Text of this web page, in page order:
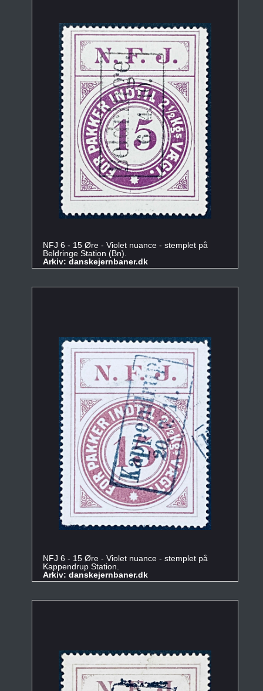
NFJ 6 - 15 Øre - Violet nuance - stemplet på
Beldringe Station (Bn).
Arkiv: danskejernbaner.dk
NFJ 6 - 15 Øre - Violet nuance - stemplet på
Kappendrup Station.
Arkiv: danskejernbaner.dk